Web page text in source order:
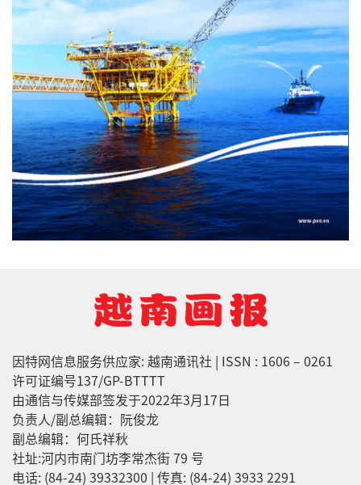
因特网信息服务供应家: 越南通讯社 | ISSN : 1606 – 0261
许可证编号137/GP-BTTTT
由通信与传媒部签发于2022年3月17日
负责人/副总编辑：阮俊龙
副总编辑：何氏祥秋
社址:河内市南门坊李常杰街 79 号
电话: (84-24) 39332300 | 传真: (84-24) 3933 2291